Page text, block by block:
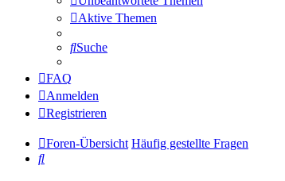
Aktive Themen
Suche
FAQ
Anmelden
Registrieren
Foren-Übersicht Häufig gestellte Fragen
Suche